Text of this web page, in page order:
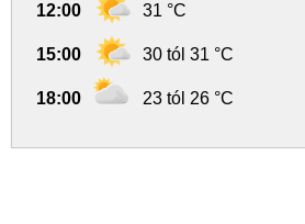
12:00 31 °C
15:00 30 tól 31 °C
18:00 23 tól 26 °C